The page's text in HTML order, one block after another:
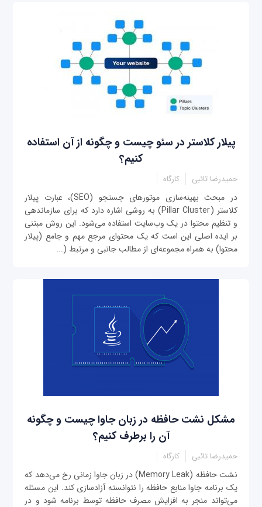
پیلار کلاستر در سئو چیست و چگونه از آن استفاده
کنیم؟
حمیدرضا تائبی کارگاه
در مبحث بهینه‌سازی موتورهای جستجو (SEO)، عبارت پیلار
کلاستر (Pillar Cluster) به روشی اشاره دارد که برای سازماندهی
و تنظیم محتوا در یک وب‌سایت استفاده می‌شود. این روش مبتنی
بر ایده اصلی این است که یک محتوای مرجع مهم و جامع (پیلار
محتوا) به همراه مجموعه‌ای از مطالب جانبی و مرتبط (...
مشکل نشت حافظه در زبان جاوا چیست و چگونه
آن را برطرف کنیم؟
حمیدرضا تائبی کارگاه
نشت حافظه (Memory Leak) در زبان جاوا زمانی رخ می‌دهد که
یک برنامه جاوا منابع حافظه را نتوانسته آزادسازی کند. این مسئله
می‌تواند منجر به افزایش مصرف حافظه توسط برنامه شود و در